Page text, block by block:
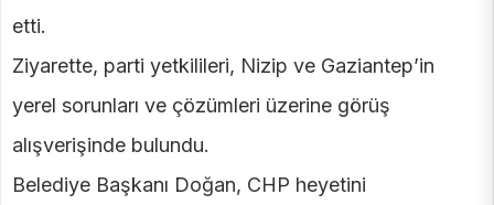
etti.
Ziyarette, parti yetkilileri, Nizip ve Gaziantep’in
yerel sorunları ve çözümleri üzerine görüş
alışverişinde bulundu.
Belediye Başkanı Doğan, CHP heyetini